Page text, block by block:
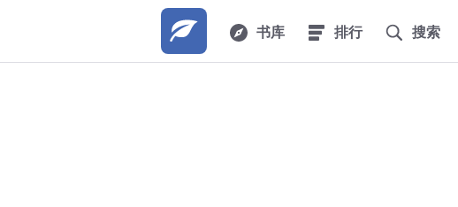
书库 排行 搜索